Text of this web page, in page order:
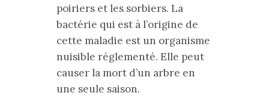
poiriers et les sorbiers. La
bactérie qui est à l’origine de
cette maladie est un organisme
nuisible réglementé. Elle peut
causer la mort d’un arbre en
une seule saison.